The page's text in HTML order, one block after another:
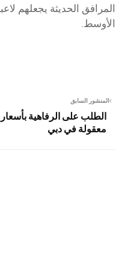
المرافق الحديثة يجعلهم
الأوسط.
المنشور السابق
الطلب على الرفاهية بأسعار
معقولة في دبي